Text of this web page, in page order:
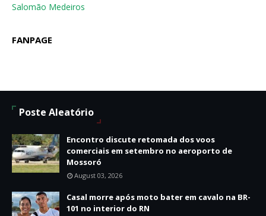
Salomão Medeiros
FANPAGE
Poste Aleatório
Encontro discute retomada dos voos
comerciais em setembro no aeroporto de
Mossoró
August 03, 2026
Casal morre após moto bater em cavalo na BR-
101 no interior do RN